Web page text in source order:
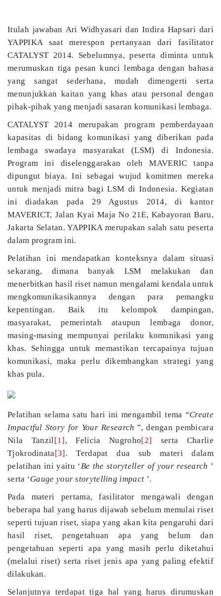
Itulah jawaban Ari Widhyasari dan Indira Hapsari dari
YAPPIKA saat merespon pertanyaan dari fasilitator
CATALYST 2014. Sebelumnya, peserta diminta untuk
merumuskan tiga pesan kunci lembaga dengan bahasa
yang sangat sederhana, mudah dimengerti serta
menunjukkan kaitan yang khas atau personal dengan
pihak-pihak yang menjadi sasaran komunikasi lembaga.
CATALYST 2014 merupakan program pemberdayaan
kapasitas di bidang komunikasi yang diberikan pada
lembaga swadaya masyarakat (LSM) di Indonesia.
Program ini diselenggarakan oleh MAVERIC tanpa
dipungut biaya. Ini sebagai wujud komitmen mereka
untuk menjadi mitra bagi LSM di Indonesia. Kegiatan
ini diadakan pada 29 Agustus 2014, di kantor
MAVERICT, Jalan Kyai Maja No 21E, Kabayoran Baru,
Jakarta Selatan. YAPPIKA merupakan salah satu peserta
dalam program ini.
Pelatihan ini mendapatkan konteksnya dalam situasi
sekarang, dimana banyak LSM melakukan dan
menerbitkan hasil riset namun mengalami kendala untuk
mengkomunikasikannya dengan para pemangku
kepentingan. Baik itu kelompok dampingan,
masyarakat, pemerintah ataupun lembaga donor,
masing-masing mempunyai perilaku komunikasi yang
khas. Sehingga untuk memastikan tercapainya tujuan
komunikasi, maka perlu dikembangkan strategi yang
khas pula.
Pelatihan selama satu hari ini mengambil tema “Create
Impactful Story for Your Research ”, dengan pembicara
Nila Tanzil[1], Felicia Nugroho[2] serta Charlie
Tjokrodinata[3]. Terdapat dua sub materi dalam
pelatihan ini yaitu ‘Be the storyteller of your research ’
serta ‘Gauge your storytelling impact ’.
Pada materi pertama, fasilitator mengawali dengan
beberapa hal yang harus dijawab sebelum memulai riset
seperti tujuan riset, siapa yang akan kita pengaruhi dari
hasil riset, pengetahuan apa yang belum dan
pengetahuan seperti apa yang masih perlu diketahui
(melalui riset) serta riset jenis apa yang paling efektif
dilakukan.
Selanjutnya terdapat tiga hal yang harus dirumuskan